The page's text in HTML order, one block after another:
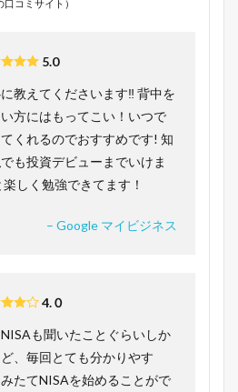
コミサイト）
5.0
教えてくださいます‼️ 背中を
方にはもってこい！いつで
くれるのでおすすめです! 知
も投資デビューまでいけま
しく勉強できてます！
– Google マイビジネス
4.０
も聞いたことぐらいしか
、毎回とても分かりやす
たてNISAを始めることがで